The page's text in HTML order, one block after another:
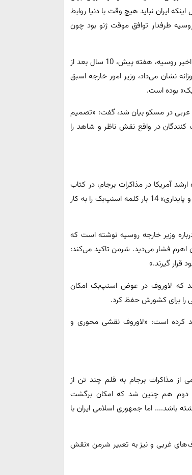
ایران نباید هیچ وقت با دنیا روابط
طرفدار توافق موقت ژنو بود چون
آنچه ظریف گفته است، در واقع پاسخ اوست به آنچه وزیر خارجه دو دهه اخیر روسیه، هفته پیش، 10 سال بعد از
نشان می‌داد، وزیر امور خارجه اسبق
بوده است.
عربی در مسکو بیان شد، گفت: «تصمیم
در واقع نقش ناظر و شاهد را
آمریکا در مذاکرات برجام، در کتاب
خاطرات خود تحت عنوان «نه برای ترسوها: درس‌هایی در شجاعت، قدرت و پایداری» 14 بار کلمه اسنپ‌بک را به کار
فصل نهم این کتاب با عنوان ماراتن وین در صفحات 178 تا 182 درباره وزیر خارجه روسیه نوشته است که
اهرم فشار می‌دید. شرمن تاکید می‌کند:
گیرند.»
نیز در صفحات 195 تا 197 شرح می‌دهد که لاوروف در عوض اسنپ‌بک امکان
را برای کشورش حفظ کرد.
مترز» تاکید کرده است: «لاوروف نقشی محوری و
روایتی رسمی از مذاکرات برجام به قلم چند تن از
دوم هم چنین شد که امکان برگشت
باشد.... اما جمهوری اسلامی ایران با
غربی و نیز به تعبیر شرمن «نقش